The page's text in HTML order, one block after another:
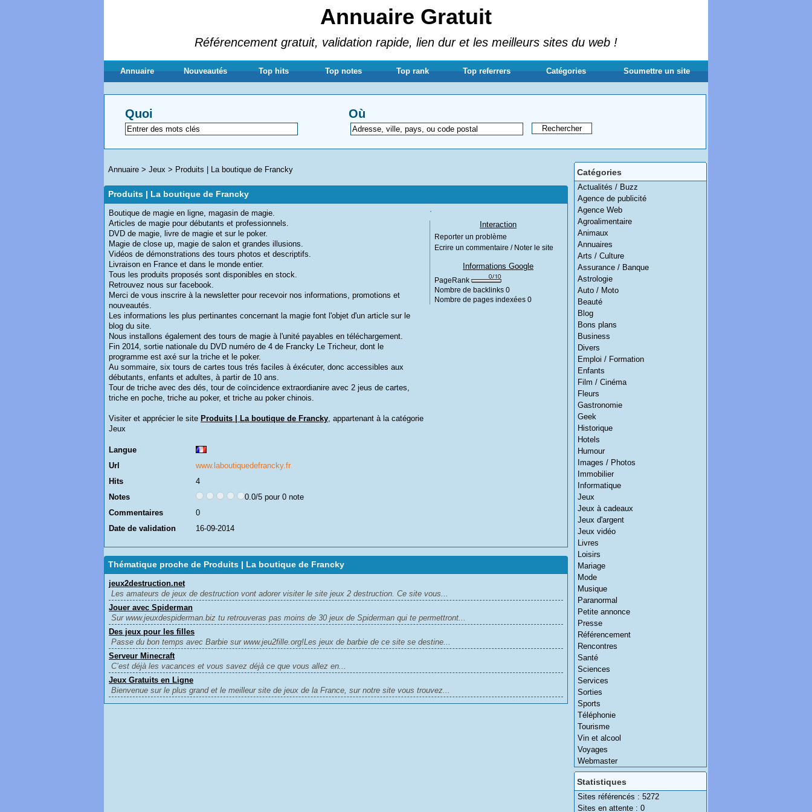
Annuaire Gratuit
Référencement gratuit, validation rapide, lien dur et les meilleurs sites du web !
Annuaire Nouveautés Top hits Top notes Top rank Top referrers Catégories Soumettre un site
Quoi Où
Catégories
Actualités / Buzz
Agence de publicité
Agence Web
Agroalimentaire
Animaux
Annuaires
Arts / Culture
Assurance / Banque
Astrologie
Auto / Moto
Beauté
Blog
Bons plans
Business
Divers
Emploi / Formation
Enfants
Film / Cinéma
Fleurs
Gastronomie
Geek
Historique
Hotels
Humour
Images / Photos
Immobilier
Informatique
Jeux
Jeux à cadeaux
Jeux d'argent
Jeux vidéo
Livres
Loisirs
Mariage
Mode
Musique
Paranormal
Petite annonce
Presse
Référencement
Rencontres
Santé
Sciences
Services
Sorties
Sports
Téléphonie
Tourisme
Vin et alcool
Voyages
Webmaster
Statistiques
Sites référencés : 5272
Sites en attente : 0
Annuaire > Jeux > Produits | La boutique de Francky
Produits | La boutique de Francky
Boutique de magie en ligne, magasin de magie.
Articles de magie pour débutants et professionnels.
DVD de magie, livre de magie et sur le poker.
Magie de close up, magie de salon et grandes illusions.
Vidéos de démonstrations des tours photos et descriptifs.
Livraison en France et dans le monde entier.
Tous les produits proposés sont disponibles en stock.
Retrouvez nous sur facebook.
Merci de vous inscrire à la newsletter pour recevoir nos informations, promotions et
nouveautés.
Les informations les plus pertinantes concernant la magie font l'objet d'un article sur le
blog du site.
Nous installons également des tours de magie à l'unité payables en téléchargement.
Fin 2014, sortie nationale du DVD numéro de 4 de Francky Le Tricheur, dont le
programme est axé sur la triche et le poker.
Au sommaire, six tours de cartes tous trés faciles à éxécuter, donc accessibles aux
débutants, enfants et adultes, à partir de 10 ans.
Tour de triche avec des dés, tour de coïncidence extraordianire avec 2 jeus de cartes,
triche en poche, triche au poker, et triche au poker chinois.
Visiter et apprécier le site Produits | La boutique de Francky, appartenant à la catégorie
Jeux
Langue
Url
www.laboutiquedefrancky.fr
Hits
4
Notes
0.0/5 pour 0 note
Commentaires
0
Date de validation
16-09-2014
Interaction
Reporter un problème
Ecrire un commentaire / Noter le site
Informations Google
PageRank
Nombre de backlinks 0
Nombre de pages indexées 0
Thématique proche de Produits | La boutique de Francky
jeux2destruction.net
Les amateurs de jeux de destruction vont adorer visiter le site jeux 2 destruction. Ce site vous...
Jouer avec Spiderman
Sur www.jeuxdespiderman.biz tu retrouveras pas moins de 30 jeux de Spiderman qui te permettront...
Des jeux pour les filles
Passe du bon temps avec Barbie sur www.jeu2fille.org!Les jeux de barbie de ce site se destine...
Serveur Minecraft
C’est déjà les vacances et vous savez déjà ce que vous allez en...
Jeux Gratuits en Ligne
Bienvenue sur le plus grand et le meilleur site de jeux de la France, sur notre site vous trouvez...